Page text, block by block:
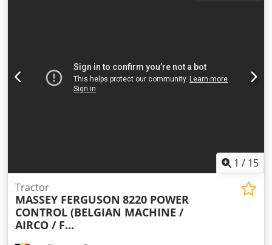
1 / 15
Tractor
MASSEY FERGUSON 8220 POWER
CONTROL (BELGIAN MACHINE /
AIRCO / F...